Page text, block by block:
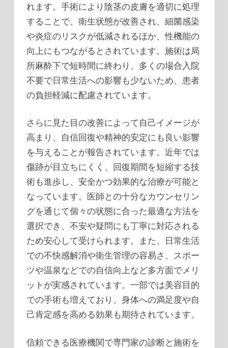
れます。手術により陰茎の皮膚を適切に処理
することで、衛生状態が改善され、細菌感染
や炎症のリスクが低減されるほか、性機能の
向上にもつながるとされています。施術は局
所麻酔下で短時間に終わり、多くの場合入院
不要で日常生活への影響も少ないため、患者
の負担軽減に配慮されています。
さらに見た目の改善によって自己イメージが
高まり、自信回復や精神的安定にも良い影響
を与えることが報告されています。近年では
傷跡が目立ちにくく、回復期間を短縮する技
術も進歩し、安全かつ効果的な治療が可能と
なっています。医師との十分なカウンセリン
グを通じて個々の状態に合った最適な方法を
選択でき、不安や疑問にも丁寧に対応される
ため安心して受けられます。また、日常生活
での不快感解消や衛生管理の容易さ、スポー
ツや温泉などでの自信向上など多方面でメリ
ットが実感されています。一部では美容目的
での手術も増えており、身体への満足度や自
己肯定感を高める効果も期待されています。
信頼できる医療機関で専門家の診断と施術を